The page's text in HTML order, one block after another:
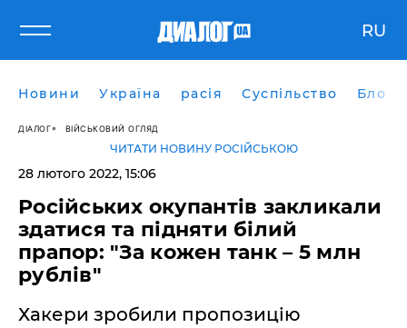
RU
Новини Україна расія Суспільство Блоги
ДІАЛОГ ВІЙСЬКОВИЙ ОГЛЯД
ЧИТАТИ НОВИНУ РОСІЙСЬКОЮ
28 лютого 2022, 15:06
Російських окупантів закликали
здатися та підняти білий
прапор: "За кожен танк – 5 млн
рублів"
Хакери зробили пропозицію